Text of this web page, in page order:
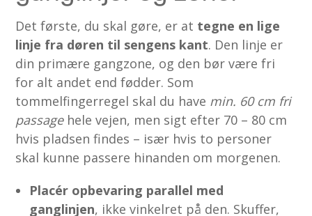
Det første, du skal gøre, er at tegne en lige
linje fra døren til sengens kant. Den linje er
din primære gangzone, og den bør være fri
for alt andet end fødder. Som
tommelfingerregel skal du have min. 60 cm fri
passagehele vejen, men sigt efter 70 – 80 cm
hvis pladsen findes – især hvis to personer
skal kunne passere hinanden om morgenen.
Placér opbevaring parallel med
ganglinjen, ikke vinkelret på den. Skuffer,